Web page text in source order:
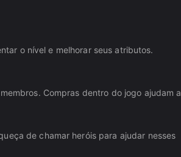
o nível e melhorar seus atributos.
Compras dentro do jogo ajudam a
de chamar heróis para ajudar nesses